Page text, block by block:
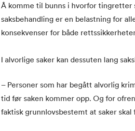
Å komme til bunns i hvorfor
saksbehandling er en belastning for
konsekvenser for både
I alvorlige saker kan dessuten lang
– Personer som har begått alvorlig
tid før saken kommer opp. Og for
faktisk grunnlovsbestemt at saker